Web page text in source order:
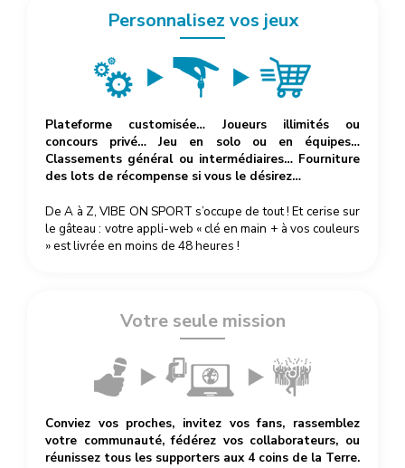
Personnalisez vos jeux
Plateforme customisée… Joueurs illimités ou
concours privé… Jeu en solo ou en équipes…
Classements général ou intermédiaires… Fourniture
des lots de récompense si vous le désirez…
De A à Z, VIBE ON SPORT s’occupe de tout ! Et cerise sur
le gâteau : votre appli-web « clé en main + à vos couleurs
» est livrée en moins de 48 heures !
Votre seule mission
Conviez vos proches, invitez vos fans, rassemblez
votre communauté, fédérez vos collaborateurs, ou
réunissez tous les supporters aux 4 coins de la Terre.